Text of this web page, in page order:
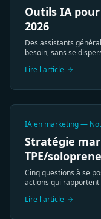
Outils IA
2026
Des assistants
besoin, sans se
Lire l'article
IA en marketing —
Stratégie
TPE/
Cinq questions à se
actions qui
Lire l'article